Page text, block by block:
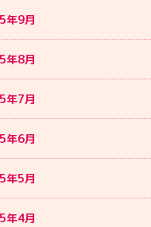
年9月
年8月
年7月
年6月
年5月
年4月